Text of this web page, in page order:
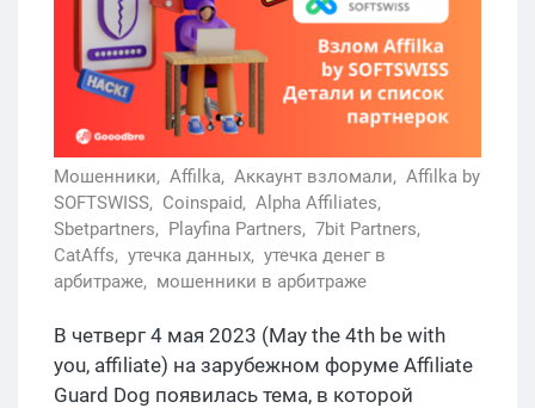
Мошенники, Affilka, Аккаунт взломали, Affilka by
SOFTSWISS, Coinspaid, Alpha Affiliates,
Sbetpartners, Playfina Partners, 7bit Partners,
CatAffs, утечка данных, утечка денег в
арбитраже, мошенники в арбитраже
В четверг 4 мая 2023 (May the 4th be with
you, affiliate) на зарубежном форуме Affiliate
Guard Dog появилась тема, в которой